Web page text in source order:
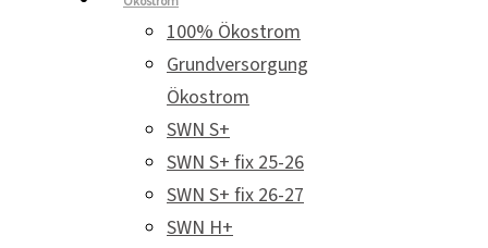
100% Ökostrom
Grundversorgung
Ökostrom
SWN S+
SWN S+ fix 25-26
SWN S+ fix 26-27
SWN H+